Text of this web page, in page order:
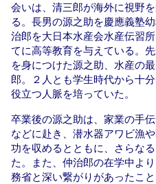
会いは、清三郎が海外に視野
る。長男の源之助を慶應義塾
治郎を大日本水産会水産伝習
てに高等教育を与えている。
を身につけた源之助、水産の
郎。２人とも学生時代から十
役立つ人脈を培っていた。
卒業後の源之助は、家業の手
などに赴き、潜水器アワビ漁
功を収めるとともに、さらな
た。また、仲治郎の在学中よ
務省と深い繋がりがあったこ